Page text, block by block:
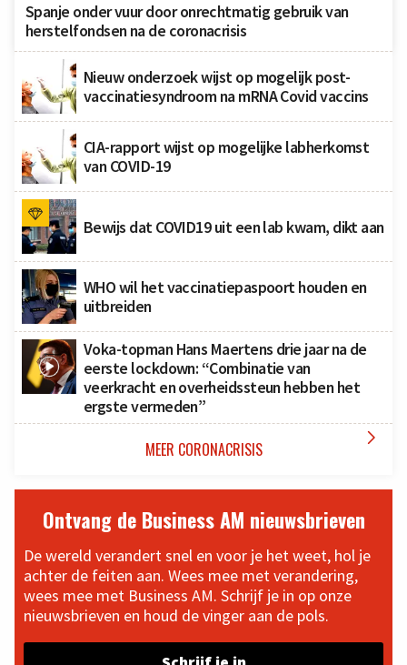
Spanje onder vuur door onrechtmatig gebruik van
herstelfondsen na de coronacrisis
Nieuw onderzoek wijst op mogelijk post-
vaccinatiesyndroom na mRNA Covid vaccins
CIA-rapport wijst op mogelijke labherkomst
van COVID-19
Bewijs dat COVID19 uit een lab kwam, dikt aan
WHO wil het vaccinatiepaspoort houden en
uitbreiden
Voka-topman Hans Maertens drie jaar na de
eerste lockdown: “Combinatie van
veerkracht en overheidssteun hebben het
ergste vermeden”
MEER CORONACRISIS 
Ontvang de Business AM nieuwsbrieven
De wereld verandert snel en voor je het weet, hol je
achter de feiten aan. Wees mee met verandering,
wees mee met Business AM. Schrijf je in op onze
nieuwsbrieven en houd de vinger aan de pols.